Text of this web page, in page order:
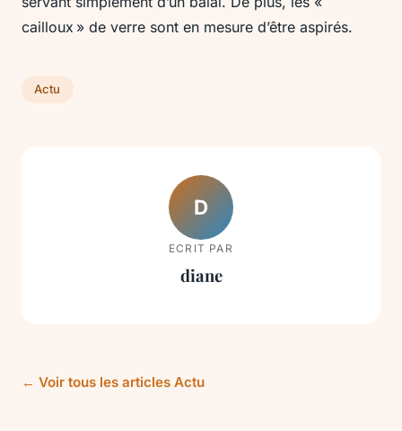
cailloux » de verre sont en mesure d’être aspirés.
Actu
D
ECRIT PAR
diane
← Voir tous les articles Actu